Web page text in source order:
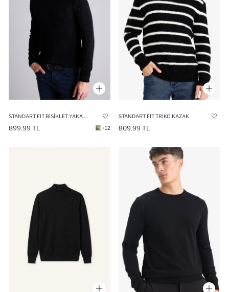
899.99 TL +12
STANDART FIT TRIKO KAZAK
809.99 TL